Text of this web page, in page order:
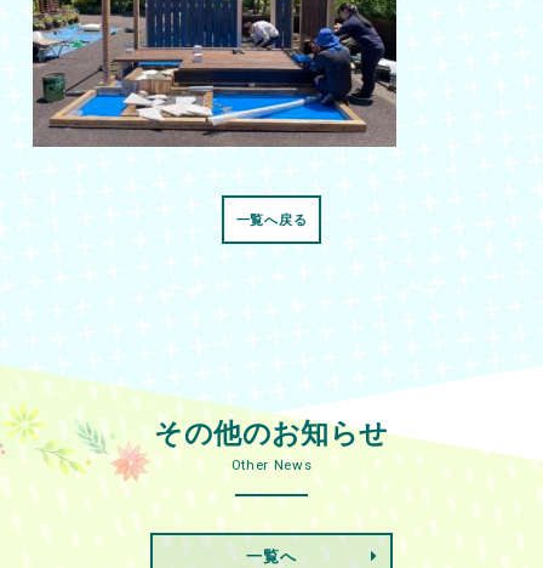
一覧へ戻る
その他のお知らせ
Other News
一覧へ